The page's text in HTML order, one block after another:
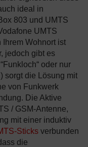
ideal in
803 und UMTS
UMTS
Ihrem Wohnort ist
jedoch gibt es
oder nur
sorgt die Lösung mit
von Funkwerk
Die Aktive
/ GSM-Antenne,
mit einer induktiv
Sticks verbunden
die